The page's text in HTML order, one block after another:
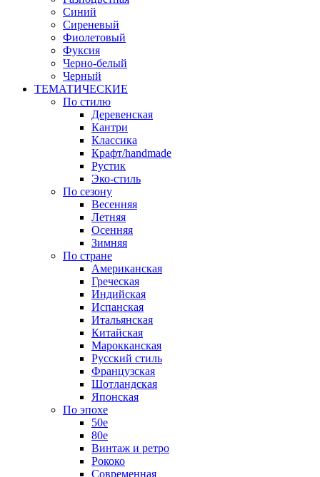
Синий
Сиреневый
Фиолетовый
Фуксия
Черно-белый
Черный
ТЕМАТИЧЕСКИЕ
По стилю
Деревенская
Кантри
Классика
Крафт/handmade
Рустик
Эко-стиль
По сезону
Весенняя
Летняя
Осенняя
Зимняя
По стране
Американская
Греческая
Индийская
Испанская
Итальянская
Китайская
Марокканская
Русский стиль
Французская
Шотландская
Японская
По эпохе
50е
80е
Винтаж и ретро
Рококо
Современная